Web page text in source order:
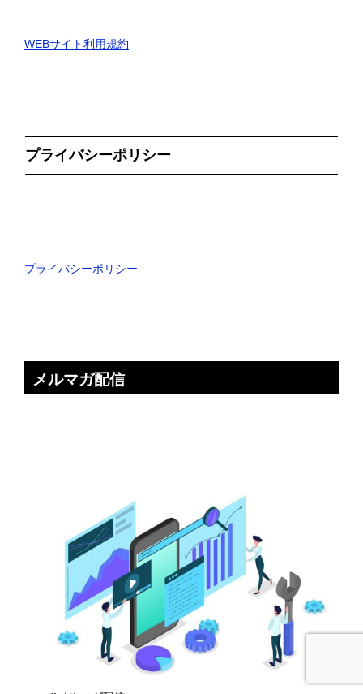
WEBサイト利用規約
プライバシーポリシー
プライバシーポリシー
メルマガ配信